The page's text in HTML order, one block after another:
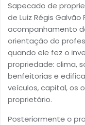
Sapecado de
de Luiz Régis
acompanhamento
orientação do
quando ele fez o
propriedade: clima,
benfeitorias e
veículos, capital, os
proprietário.
Posteriormente o